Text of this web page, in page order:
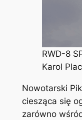
RWD-8
Karol
Nowotarski
ciesząca się
zarówno